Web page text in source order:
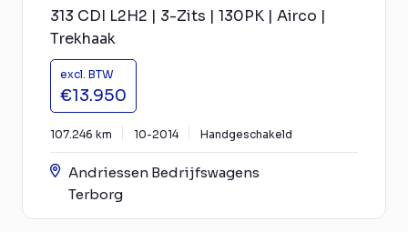
313 CDI L2H2 | 3-Zits | 130PK | Airco |
Trekhaak
excl. BTW
€13.950
107.246 km 10-2014 Handgeschakeld
Andriessen Bedrijfswagens
Terborg